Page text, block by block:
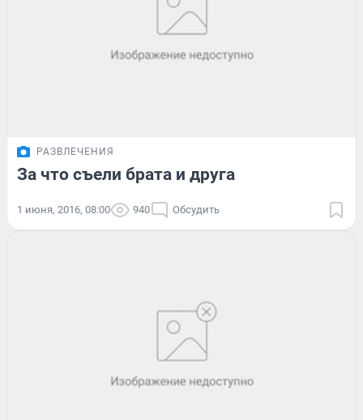
РАЗВЛЕЧЕНИЯ
За что съели брата и друга
1 июня, 2016, 08:00 940 Обсудить